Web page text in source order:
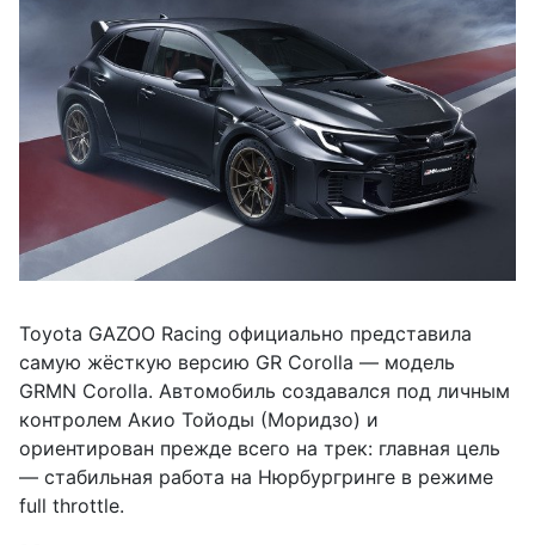
Toyota GAZOO Racing официально представила
самую жёсткую версию GR Corolla — модель
GRMN Corolla. Автомобиль создавался под личным
контролем Акио Тойоды (Моридзо) и
ориентирован прежде всего на трек: главная цель
— стабильная работа на Нюрбургринге в режиме
full throttle.